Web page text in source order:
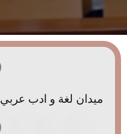
ميدان لغة و ادب عربي